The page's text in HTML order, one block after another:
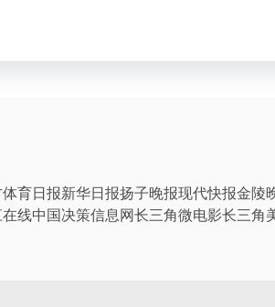
育日报新华日报扬子晚报现代快报金陵
线中国决策信息网长三角微电影长三角